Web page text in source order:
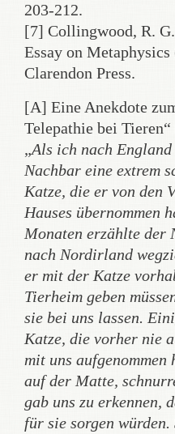
203-212.
[7] Collingwood, R.
Essay on
Clarendon Press.
[A] Eine Anekdote
Telepathie bei
„Als ich nach
Nachbar eine extrem
Katze, die er von den
Hauses übernommen
Monaten erzählte der
nach Nordirland
er mit der Katze
Tierheim geben
sie bei uns lassen.
Katze, die vorher nie
mit uns
auf der Matte,
gab uns zu erkennen,
für sie sorgen